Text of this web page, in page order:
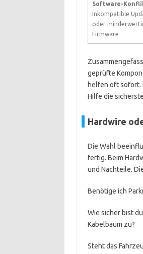
Software-
Inkompatible
oder
Firmware
geprüfte
helfen oft sofort.
Hilfe die
Hardwire
Die Wahl
fertig. Beim
und Nachteile.
Benötige ich
Wie sicher bist
Kabelbaum zu?
Steht das